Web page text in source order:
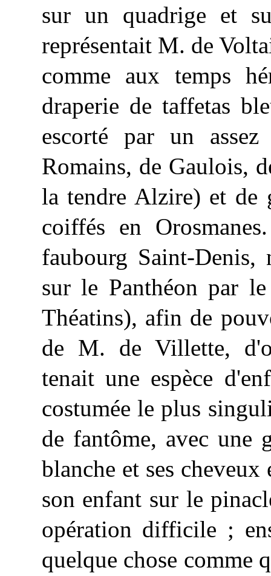
sur un quadrige et
représentait M. de
comme aux temps
draperie de taffetas
escorté par un
Romains, de Gaulois,
la tendre Alzire) et de
coiffés en
faubourg Saint-Denis,
sur le Panthéon par
Théatins), afin de
de M. de Villette,
tenait une espèce
costumée le plus
de fantôme, avec une
blanche et ses
son enfant sur le
opération difficile ;
quelque chose comme